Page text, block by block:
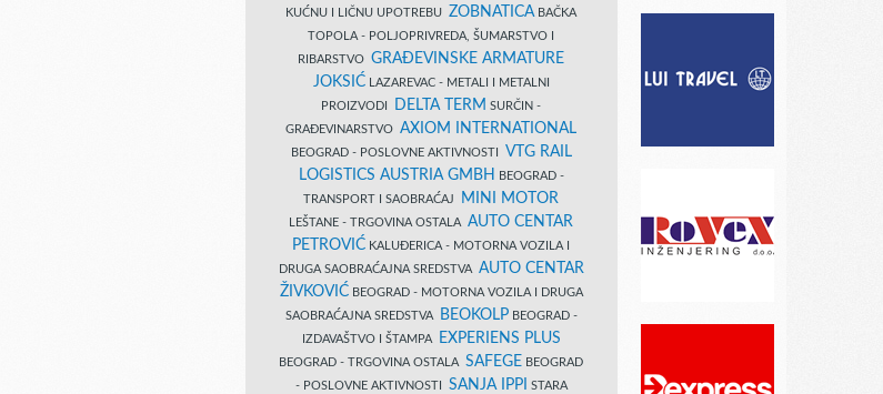
KUĆNU I LIČNU UPOTREBU ZOBNATICA BAČKA
TOPOLA - POLJOPRIVREDA, ŠUMARSTVO I
RIBARSTVO GRAĐEVINSKE ARMATURE
JOKSIĆLAZAREVAC - METALI I METALNI
PROIZVODI
DELTA TERM SURČIN -
GRAĐEVINARSTVO AXIOM INTERNATIONAL
BEOGRAD - POSLOVNE AKTIVNOSTI VTG RAIL
LOGISTICS AUSTRIA GMBH
BEOGRAD -
TRANSPORT I SAOBRAĆAJ
MINI MOTOR
LEŠTANE - TRGOVINA OSTALA AUTO CENTAR
PETROVIĆ KALUĐERICA - MOTORNA VOZILA I
DRUGA SAOBRAĆAJNA SREDSTVA AUTO CENTAR
ŽIVKOVIĆBEOGRAD - MOTORNA VOZILA I DRUGA
SAOBRAĆAJNA SREDSTVA
BEOKOLPBEOGRAD -
IZDAVAŠTVO I ŠTAMPA
EXPERIENS PLUS
BEOGRAD - TRGOVINA OSTALA SAFEGE BEOGRAD
- POSLOVNE AKTIVNOSTI SANJA IPPI
STARA